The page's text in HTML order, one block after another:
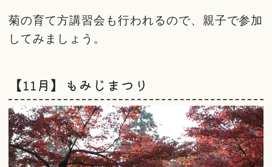
菊の育て方講習会も行われるので、親子で参加
してみましょう。
【11月】もみじまつり